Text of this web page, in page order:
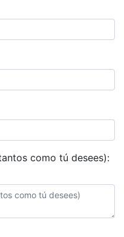
como tú desees):